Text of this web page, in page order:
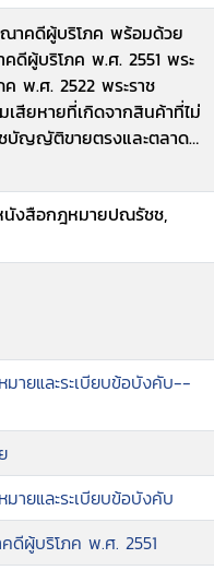
าคดีผู้บริโภค พร้อมด้วย
ผู้บริโภค พ.ศ. 2551 พระ
พ.ศ. 2522 พระราช
ยหายที่เกิดจากสินค้าที่ไม่
บัญญัติขายตรงและตลาด
ชบัญญัติว่าด้วยข้อสัญญา
กำหนดของประธานศาล
นพิจารณาและการปฏิบัติ
โภค พ.ศ. 2551 ระเบียบ
ยุติธรรมว่าด้วยการแต่งตั้ง
นังสือกฎหมายปณรัชช,
ายและระเบียบข้อบังคับ--
ยและระเบียบข้อบังคับ
ผู้บริโภค พ.ศ. 2551